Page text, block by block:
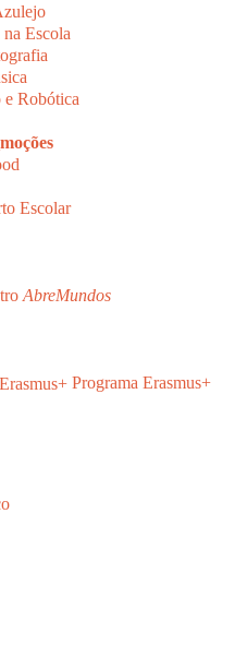
Escola
e Robótica
Escolar
AbreMundos
Programa Erasmus+